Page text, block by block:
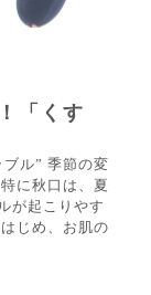
「くす
ル” 季節の変
に秋口は、夏
が起こりやす
じめ、お肌の